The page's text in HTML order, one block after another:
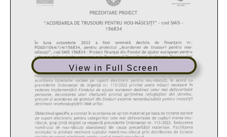
View in Full Screen